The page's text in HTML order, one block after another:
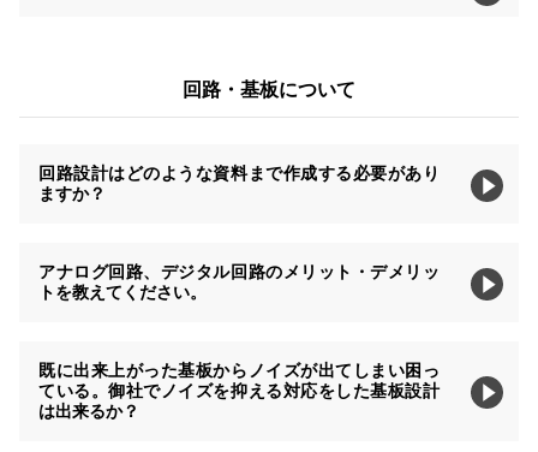
回路・基板について
回路設計はどのような資料まで作成する必要があり
ますか？
アナログ回路、デジタル回路のメリット・デメリッ
トを教えてください。
既に出来上がった基板からノイズが出てしまい困っ
ている。御社でノイズを抑える対応をした基板設計
は出来るか？